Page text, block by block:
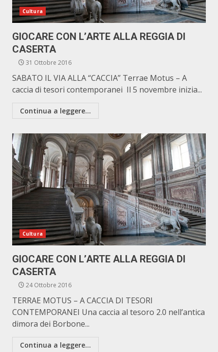
Cultura
GIOCARE CON L’ARTE ALLA REGGIA DI
CASERTA
31 Ottobre 2016
SABATO IL VIA ALLA “CACCIA” Terrae Motus – A
caccia di tesori contemporanei Il 5 novembre inizia...
Continua a leggere...
Cultura
GIOCARE CON L’ARTE ALLA REGGIA DI
CASERTA
24 Ottobre 2016
TERRAE MOTUS – A CACCIA DI TESORI
CONTEMPORANEI Una caccia al tesoro 2.0 nell’antica
dimora dei Borbone...
Continua a leggere...